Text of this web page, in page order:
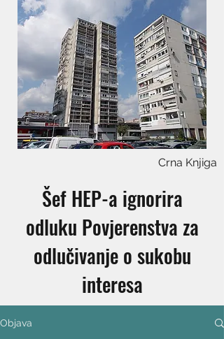
Crna Knjiga
Šef HEP-a ignorira
odluku Povjerenstva za
odlučivanje o sukobu
interesa
Objava